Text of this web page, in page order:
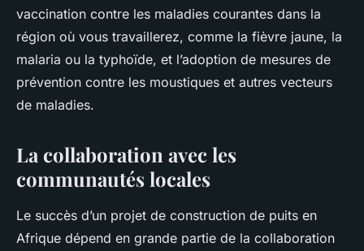
vaccination contre les maladies courantes dans la
région où vous travaillerez, comme la fièvre jaune, la
malaria ou la typhoïde, et l’adoption de mesures de
prévention contre les moustiques et autres vecteurs
de maladies.
La collaboration avec les
communautés locales
Le succès d’un projet de construction de puits en
Afrique dépend en grande partie de la collaboration